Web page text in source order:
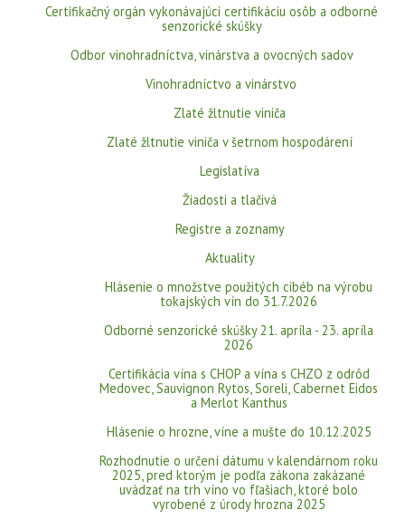
Certifikačný orgán vykonávajúci certifikáciu osôb a odborné
senzorické skúšky
Odbor vinohradníctva, vinárstva a ovocných sadov
Vinohradníctvo a vinárstvo
Zlaté žltnutie viniča
Zlaté žltnutie viniča v šetrnom hospodárení
Legislatíva
Žiadosti a tlačivá
Registre a zoznamy
Aktuality
Hlásenie o množstve použitých cibéb na výrobu
tokajských vín do 31.7.2026
Odborné senzorické skúšky 21. apríla - 23. apríla
2026
Certifikácia vína s CHOP a vína s CHZO z odrôd
Medovec, Sauvignon Rytos, Soreli, Cabernet Eidos
a Merlot Kanthus
Hlásenie o hrozne, víne a mušte do 10.12.2025
Rozhodnutie o určení dátumu v kalendárnom roku
2025, pred ktorým je podľa zákona zakázané
uvádzať na trh víno vo fľašiach, ktoré bolo
vyrobené z úrody hrozna 2025